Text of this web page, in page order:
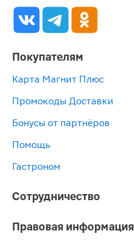
Покупателям
Карта Магнит Плюс
Промокоды Доставки
Бонусы от партнёров
Помощь
Гастроном
Сотрудничество
Правовая информация